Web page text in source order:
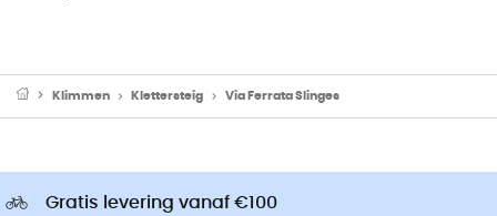
Klimmen Klettersteig Via Ferrata Slinges
Gratis levering vanaf €100